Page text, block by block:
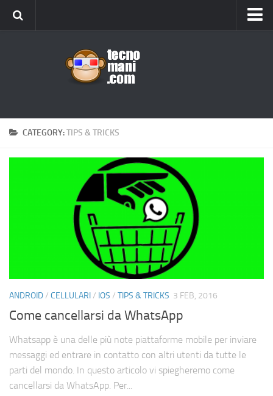
Windows
News
Cerca
CATEGORY:TIPS & TRICKS
ANDROID/ CELLULARI/ IOS / TIPS & TRICKS 3 FEB, 2016
Come cancellarsi da WhatsApp
Whatsapp è una delle più note piattaforme mobile per inviare
messaggi ed entrare in contatto con altri utenti da tutte le
parti del mondo. In questo articolo vi spiegheremo come
cancellarsi da WhatsApp. Per...